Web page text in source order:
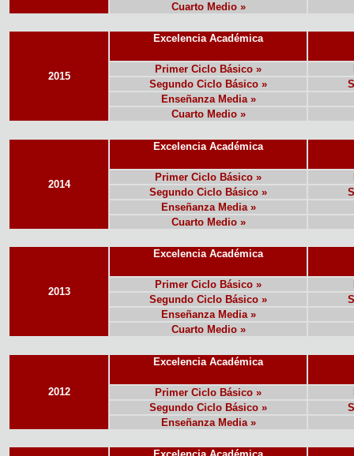
Cuarto Medio »
2015
Excelencia Académica
Primer Ciclo Básico »
Segundo Ciclo Básico »
Enseñanza Media »
Cuarto Medio »
2014
Excelencia Académica
Primer Ciclo Básico »
Segundo Ciclo Básico »
Enseñanza Media »
Cuarto Medio »
2013
Excelencia Académica
Primer Ciclo Básico »
Segundo Ciclo Básico »
Enseñanza Media »
Cuarto Medio »
2012
Excelencia Académica
Primer Ciclo Básico »
Segundo Ciclo Básico »
Enseñanza Media »